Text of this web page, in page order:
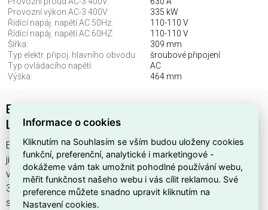
Provozní výkon AC-3 400V:
335 kW
Řídící napáj. napětí AC 50Hz:
110-110 V
Řídící napáj. napětí AC 60HZ:
110-110 V
Šířka:
309 mm
Typ elektr. připoj. hlavního obvodu:
šroubové připojení
Typ ovládacího napětí:
AC
Výška:
464 mm
Easy TeSys stykač 3P 630A SCHNEIDER
LC1E630F7
Easy TeSys Control 3P 630A najdete v kategoriích Spínací a
jistící přístroje, Stykače, Výkonový stykač AC, Rozvodnice,
výkonové spínací a jistící prvky, výrobce Schneider, EAN
3606480567711, kód dodavatele LC1E630F7. Easy TeSys
stykač 3P 630A SCHNEIDER LC1E630F7 nabízíme od 1 ks.
Informace o cookies
Kliknutím na Souhlasím se vším budou uloženy cookies
funkční, preferenční, analytické i marketingové -
dokážeme vám tak umožnit pohodlné používání webu,
měřit funkčnost našeho webu i vás cílit reklamou. Své
preference můžete snadno upravit kliknutím na
Nastavení cookies.